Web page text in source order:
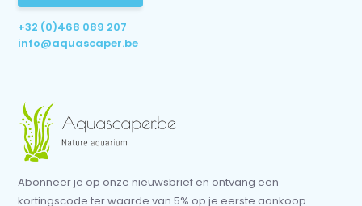
+32 (0)468 089 207
info@aquascaper.be
Abonneer je op onze nieuwsbrief en ontvang een
kortingscode ter waarde van 5% op je eerste aankoop.